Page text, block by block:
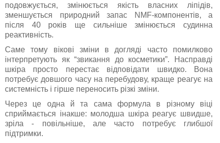
подовжується, змінюється якість власних ліпідів,
зменшується природний запас NMF-компонентів, а
після 40 років ще сильніше змінюється судинна
реактивність.
Саме тому вікові зміни в догляді часто помилково
інтерпретують як “звикання до косметики”. Насправді
шкіра просто перестає відповідати швидко. Вона
потребує довшого часу на перебудову, краще реагує на
системність і гірше переносить різкі зміни.
Через це одна й та сама формула в різному віці
сприймається інакше: молодша шкіра реагує швидше,
зріла - повільніше, але часто потребує глибшої
підтримки.